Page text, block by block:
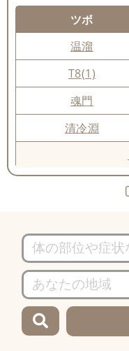
ツボ
温溜
T8(1)
魂門
清冷淵